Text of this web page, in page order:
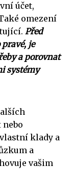
účet,
omezení
Před
je
a porovnat
systémy
nebo
klady a
a
vašim